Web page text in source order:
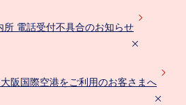
所 電話受付不具合のお知らせ
阪国際空港をご利用のお客さまへ